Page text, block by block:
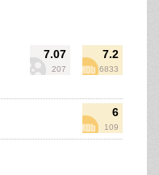
7.07
207
7.2
6833
6
109